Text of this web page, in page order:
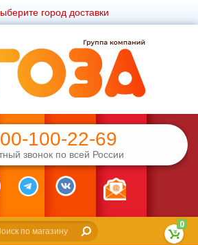
город доставки
100-22-69
звонок по всей России
0